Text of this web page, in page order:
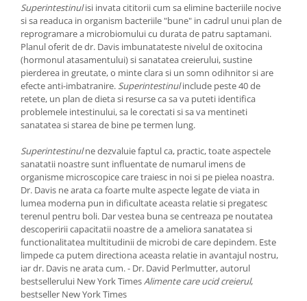
Superintestinulisi invata cititorii cum sa elimine bacteriile nocive
si sa readuca in organism bacteriile "bune" in cadrul unui plan de
reprogramare a microbiomului cu durata de patru saptamani.
Planul oferit de dr. Davis imbunatateste nivelul de oxitocina
(hormonul atasamentului) si sanatatea creierului, sustine
pierderea in greutate, o minte clara si un somn odihnitor si are
efecte anti-imbatranire. Superintestinulinclude peste 40 de
retete, un plan de dieta si resurse ca sa va puteti identifica
problemele intestinului, sa le corectati si sa va mentineti
sanatatea si starea de bine pe termen lung.
Superintestinulne dezvaluie faptul ca, practic, toate aspectele
sanatatii noastre sunt influentate de numarul imens de
organisme microscopice care traiesc in noi si pe pielea noastra.
Dr. Davis ne arata ca foarte multe aspecte legate de viata in
lumea moderna pun in dificultate aceasta relatie si pregatesc
terenul pentru boli. Dar vestea buna se centreaza pe noutatea
descoperirii capacitatii noastre de a ameliora sanatatea si
functionalitatea multitudinii de microbi de care depindem. Este
limpede ca putem directiona aceasta relatie in avantajul nostru,
iar dr. Davis ne arata cum. - Dr. David Perlmutter, autorul
bestsellerului New York TimesAlimente care ucid creierul,
bestseller New York Times